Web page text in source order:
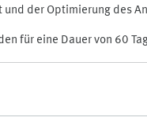
der Optimierung des
für eine Dauer von 60